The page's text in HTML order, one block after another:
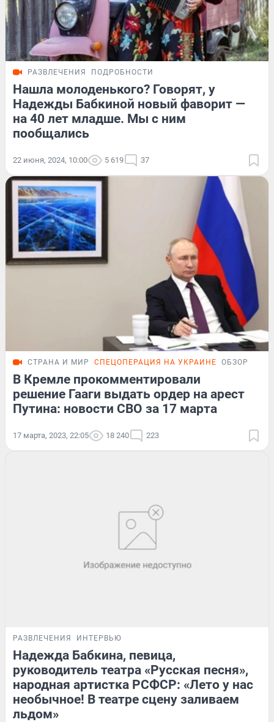
РАЗВЛЕЧЕНИЯ ПОДРОБНОСТИ
Нашла молоденького? Говорят, у
Надежды Бабкиной новый фаворит —
на 40 лет младше. Мы с ним
пообщались
22 июня, 2024, 10:00 5 619 37
СТРАНА И МИР СПЕЦОПЕРАЦИЯ НА УКРАИНЕ ОБЗОР
В Кремле прокомментировали
решение Гааги выдать ордер на арест
Путина: новости СВО за 17 марта
17 марта, 2023, 22:05 18 240 223
РАЗВЛЕЧЕНИЯ ИНТЕРВЬЮ
Надежда Бабкина, певица,
руководитель театра «Русская песня»,
народная артистка РСФСР: «Лето у нас
необычное! В театре сцену заливаем
льдом»